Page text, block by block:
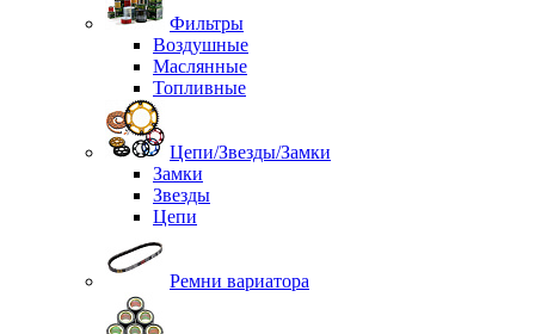
Фильтры
Воздушные
Маслянные
Топливные
Цепи/Звезды/Замки
Замки
Звезды
Цепи
Ремни вариатора